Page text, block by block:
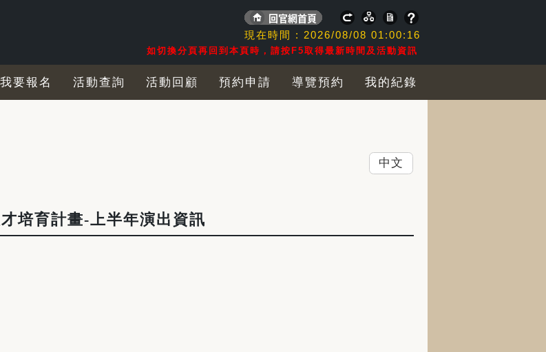
現在時間 : 2026/08/08 01:00:17
如切換分頁再回到本頁時，請按F5取得最新時間及活動資訊
我要報名 活動查詢 活動回顧 預約申請 導覽預約 我的紀錄
培育計畫-上半年演出資訊